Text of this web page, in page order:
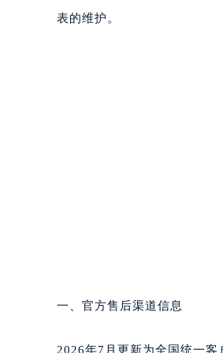
深圳市罗湖
惠州市惠城
厦门市思明
福州市鼓楼
成都市锦江
重庆市江北
长沙市芙蓉
郑州市二七
太原市迎泽
沈阳市沈河
温州市鹿城
表的维护。
一、官方售后渠道信息
2026年7月更新为全国统一